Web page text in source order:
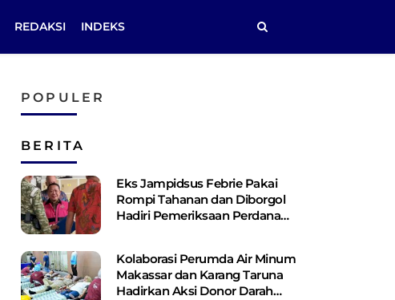
REDAKSI INDEKS
POPULER
BERITA
Eks Jampidsus Febrie Pakai
Rompi Tahanan dan Diborgol
Hadiri Pemeriksaan Perdana
Kolaborasi Perumda Air Minum
Makassar dan Karang Taruna
Hadirkan Aksi Donor Darah